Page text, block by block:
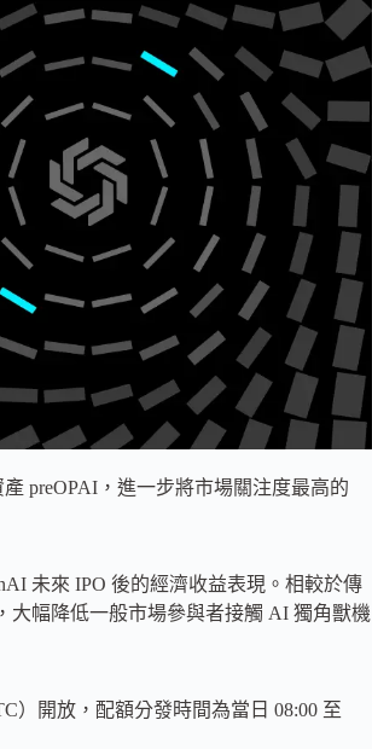
preOPAI，進一步將市場關注度最高的
未來 IPO 後的經濟收益表現。相較於傳
大幅降低一般市場參與者接觸 AI 獨角獸機
）開放，配額分發時間為當日 08:00 至